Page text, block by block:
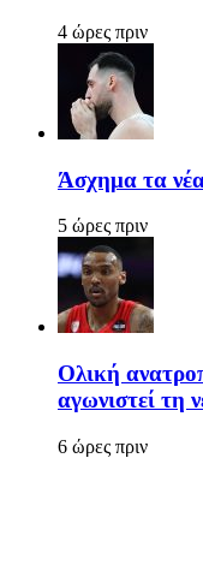
4 ώρες πριν
Άσχημα τα
5 ώρες πριν
Ολική
αγωνιστεί τη
6 ώρες πριν